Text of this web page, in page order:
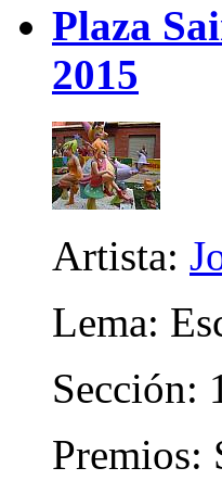
Plaza
2015
Artista:
Lema:
Sección:
Premios: